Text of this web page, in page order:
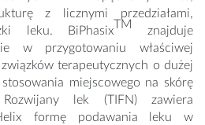
z licznymi przedziałami,
leku. BiPhasixTM
znajduje
w przygotowaniu właściwej
terapeutycznych o dużej
miejscowego na skórę
lek (TIFN) zawiera
formę podawania leku w